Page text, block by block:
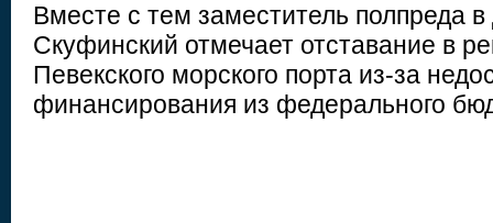
Вместе с тем заместитель полпреда
Скуфинский отмечает отставание в
Певекского морского порта из-за
финансирования из федерального